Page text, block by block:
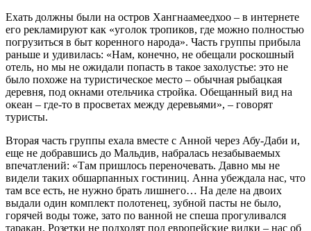
Ехать должны были на остров Хангнаамеедхоо – в интернете
его рекламируют как «уголок тропиков, где можно полностью
погрузиться в быт коренного народа». Часть группы прибыла
раньше и удивилась: «Нам, конечно, не обещали роскошный
отель, но мы не ожидали попасть в такое захолустье: это не
было похоже на туристическое место – обычная рыбацкая
деревня, под окнами отельчика стройка. Обещанный вид на
океан – где-то в просветах между деревьями», – говорят
туристы.
Вторая часть группы ехала вместе с Анной через Абу-Даби и,
еще не добравшись до Мальдив, набралась незабываемых
впечатлений: «Там пришлось переночевать. Давно мы не
видели таких обшарпанных гостиниц. Анна убеждала нас, что
там все есть, не нужно брать лишнего… На деле на двоих
выдали один комплект полотенец, зубной пасты не было,
горячей воды тоже, зато по ванной не спеша прогуливался
таракан. Розетки не подходят под европейские вилки – нас об